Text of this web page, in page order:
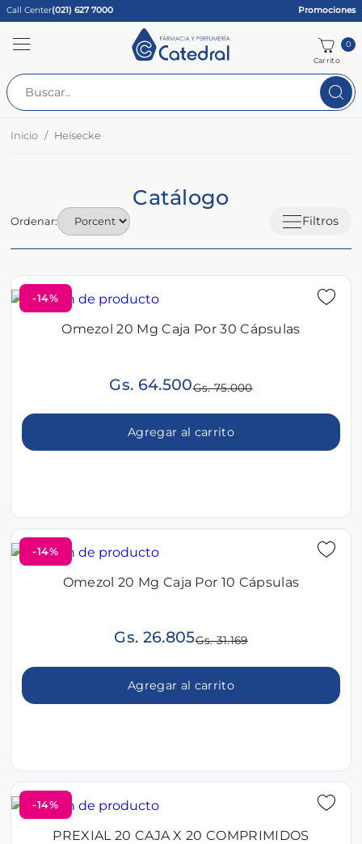
Call Center(021) 627 7000 Promociones
Carrito
0
Inicio Heisecke
Catálogo
Filtros
Ordenar:
-14%
Omezol 20 Mg Caja Por 30 Cápsulas
Gs. 64.500Gs. 75.000
Agregar al carrito
-14%
Omezol 20 Mg Caja Por 10 Cápsulas
Gs. 26.805Gs. 31.169
Agregar al carrito
-14%
PREXIAL 20 CAJA X 20 COMPRIMIDOS